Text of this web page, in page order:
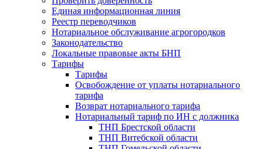
Единая информационная линия
Реестр переводчиков
Нотариальное обслуживание агрогородков
Законодательство
Локальные правовые акты БНП
Тарифы
Тарифы
Освобождение от уплаты нотариального
тарифа
Возврат нотариального тарифа
Нотариальный тариф по ИН с должника
ТНП Брестской области
ТНП Витебской области